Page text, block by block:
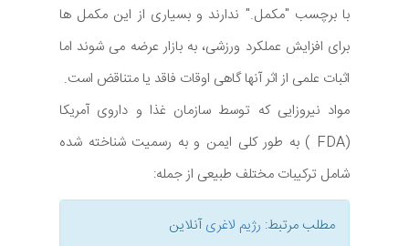
با برچسب "مکمل." ندارند و بسیاری از این مکمل ها
برای افزایش عملکرد ورزشی، به بازار عرضه می شوند اما
اثبات علمی از اثر آنها گاهی اوقات فاقد یا متناقض است.
مواد نیروزایی که توسط سازمان غذا و داروی آمریکا
(FDA ) به طور کلی ایمن و به رسمیت شناخته شده
شامل ترکیبات مختلف طبیعی از جمله:
مطلب مرتبط: رژیم لاغریآنلاین